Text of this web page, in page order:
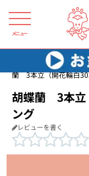
メニュー
花キューピット 還暦
蘭 3本立（開花輪白30
胡蝶蘭 3本立
ング
レビューを書く